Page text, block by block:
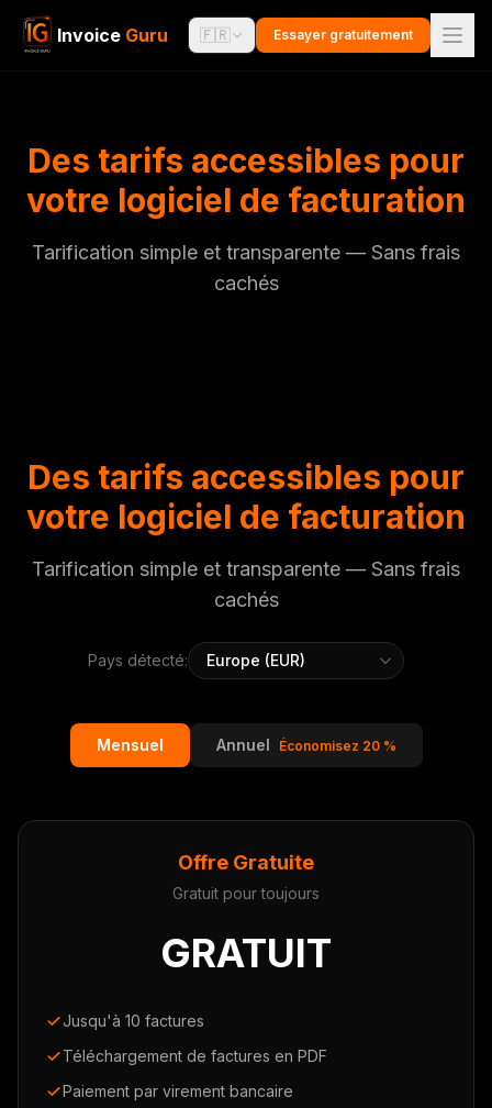
Invoice Guru 🇫🇷 Essayer gratuitement
Des tarifs accessibles pour
votre logiciel de facturation
Tarification simple et transparente — Sans frais
cachés
Des tarifs accessibles pour
votre logiciel de facturation
Tarification simple et transparente — Sans frais
cachés
Pays détecté:
Mensuel Annuel Économisez 20 %
Offre Gratuite
Gratuit pour toujours
GRATUIT
Jusqu'à 10 factures
Téléchargement de factures en PDF
Paiement par virement bancaire